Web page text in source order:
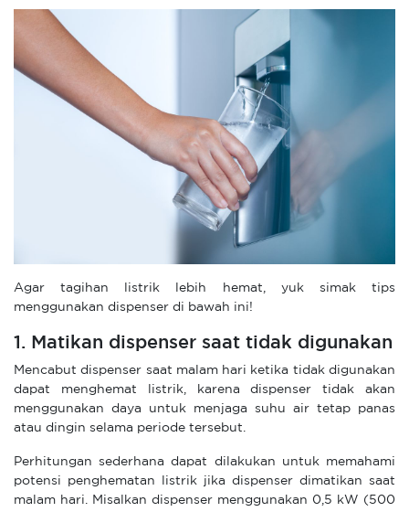
Agar tagihan listrik lebih hemat, yuk simak tips
menggunakan dispenser di bawah ini!
1. Matikan dispenser saat tidak digunakan
Mencabut dispenser saat malam hari ketika tidak digunakan
dapat menghemat listrik, karena dispenser tidak akan
menggunakan daya untuk menjaga suhu air tetap panas
atau dingin selama periode tersebut.
Perhitungan sederhana dapat dilakukan untuk memahami
potensi penghematan listrik jika dispenser dimatikan saat
malam hari. Misalkan dispenser menggunakan 0,5 kW (500